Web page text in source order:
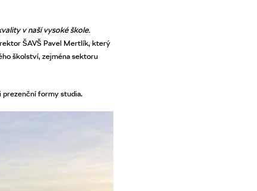
v naší vysoké škole.
ŠAVŠ Pavel Mertlík, který
školství, zejména sektoru
prezenční formy studia.